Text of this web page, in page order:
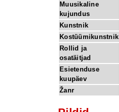
Muusikaline
kujundus
Kunstnik
Kostüümikunstnik
Rollid ja
osatäitjad
Esietenduse
kuupäev
Žanr